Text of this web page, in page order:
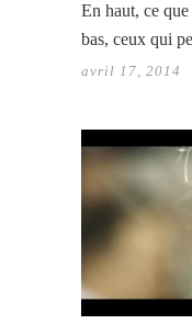
En haut, ce
bas, ceux qui
avril 17, 2014